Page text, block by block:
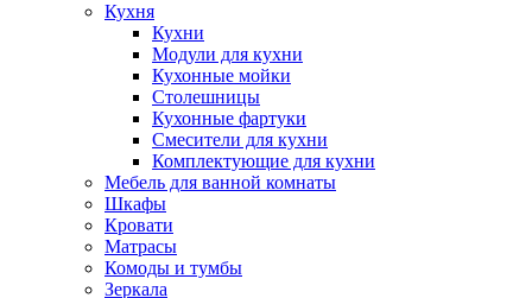
Кухня
Кухни
Модули для кухни
Кухонные мойки
Столешницы
Кухонные фартуки
Смесители для кухни
Комплектующие для кухни
Мебель для ванной комнаты
Шкафы
Кровати
Матрасы
Комоды и тумбы
Зеркала